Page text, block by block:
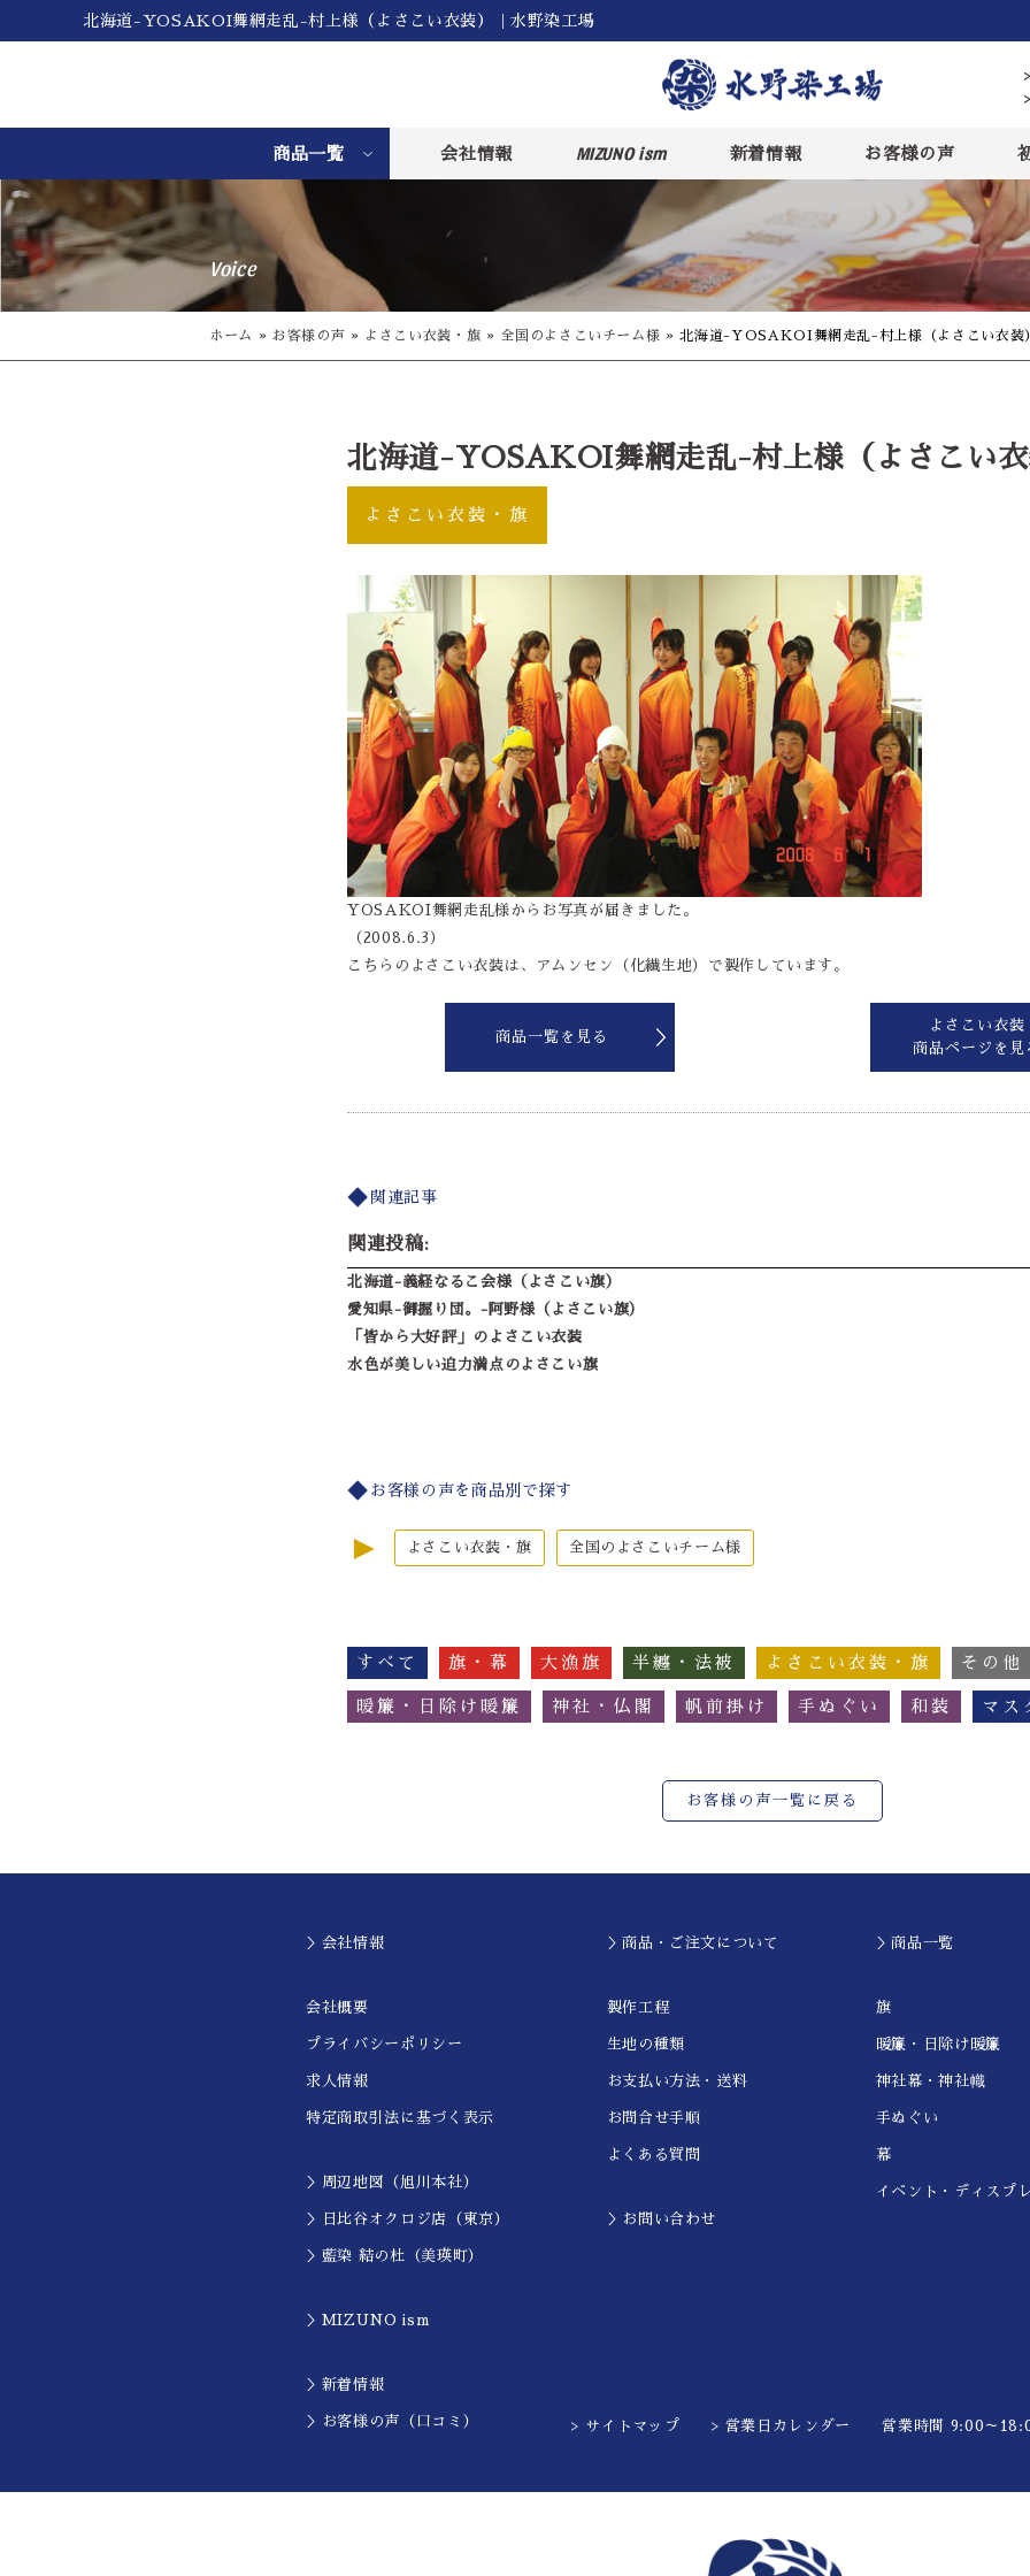
北海道-YOSAKOI舞網走乱-村上様（よさこい衣装）｜水野染工場
商品一覧 会社情報 MIZUNO ism 新着情報 お客様の声
Voice
ホーム » お客様の声 » よさこい衣装・旗 » 全国のよさこいチーム様 »北海道-YOSAKOI舞網走乱-村上様（よさこい衣装
北海道-YOSAKOI舞網走乱-村上様（よさこい
よさこい衣装・旗
YOSAKOI舞網走乱様からお写真が届きました。
（2008.6.3）
こちらのよさこい衣装は、アムンセン（化繊生地）で製作しています。
商品一覧を見る
よさこい衣装
商品ページを見
関連記事
関連投稿:
北海道-義経なるこ会様（よさこい旗）
愛知県-御握り団。-阿野様（よさこい旗）
「皆から大好評」のよさこい衣装
水色が美しい迫力満点のよさこい旗
お客様の声を商品別で探す
► よさこい衣装・旗 全国のよさこいチーム様
すべて 旗・幕 大漁旗 半纏・法被 よさこい衣装・旗 その他
暖簾・日除け暖簾 神社・仏閣 帆前掛け 手ぬぐい 和装 マス
お客様の声一覧に戻る
＞会社情報
会社概要
プライバシーポリシー
求人情報
特定商取引法に基づく表示
＞周辺地図（旭川本社）
＞日比谷オクロジ店（東京）
＞藍染 結の杜（美瑛町）
＞MIZUNO ism
＞新着情報
＞お客様の声（口コミ）
＞商品・ご注文について
製作工程
生地の種類
お支払い方法・送料
お問合せ手順
よくある質問
＞お問い合わせ
＞商品一覧
旗
暖簾・日除け暖簾
神社幕・神社幟
手ぬぐい
幕
イベント・ディスプ
> サイトマップ > 営業日カレンダー 営業時間 9:00～